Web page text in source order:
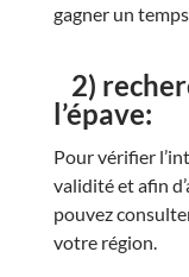
gagner un
2)
l’épave:
Pour vérifier
validité et afin
pouvez
votre région.